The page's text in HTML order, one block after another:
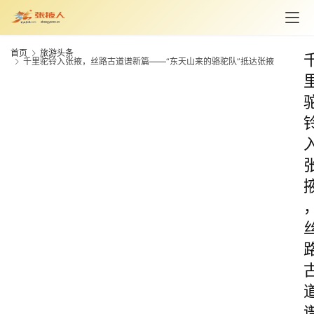
首页
旅游头条
千里驼铃入张掖，丝路古道谱新篇——“东天山来的骆驼队”抵达张掖